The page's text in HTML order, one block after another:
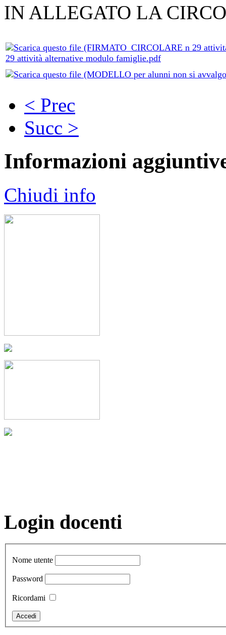
IN ALLEGATO LA
29 attività alternative modulo famiglie.pdf
< Prec
Succ >
Informazioni
Chiudi info
Login docenti
Nome utente
Password
Ricordami